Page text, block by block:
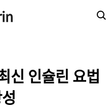
신 인슐린 요법